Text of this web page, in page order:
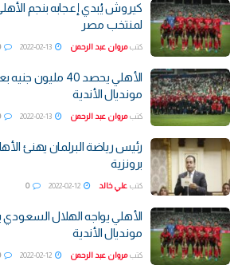
كيروش يُبدي إعجابه بنجم
لمنتخب مصر
كتب مروان عبد الرحمن 0
الأهلي يحصد 40
مونديال الأندية
كتب مروان عبد الرحمن 0
رئيس رياضة البرلمان يهنئ
برونزية
كتب علي خالد 0
الأهلي يواجه الهلال السعودي
مونديال الأندية
كتب مروان عبد الرحمن 0